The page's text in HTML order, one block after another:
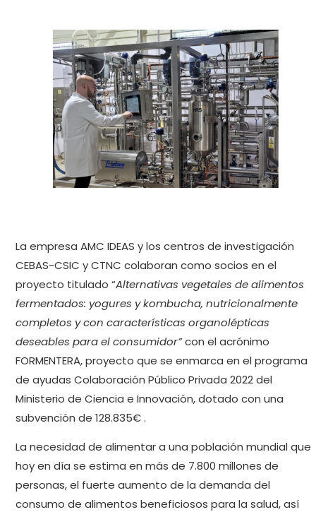
La empresa AMC IDEAS y los centros de investigación
CEBAS-CSIC y CTNC colaboran como socios en el
proyecto titulado “Alternativas vegetales de alimentos
fermentados: yogures y kombucha, nutricionalmente
completos y con características organolépticas
deseables para el consumidor”con el acrónimo
FORMENTERA, proyecto que se enmarca en el programa
de ayudas Colaboración Público Privada 2022 del
Ministerio de Ciencia e Innovación, dotado con una
subvención de 128.835€ .
La necesidad de alimentar a una población mundial que
hoy en día se estima en más de 7.800 millones de
personas, el fuerte aumento de la demanda del
consumo de alimentos beneficiosos para la salud, así